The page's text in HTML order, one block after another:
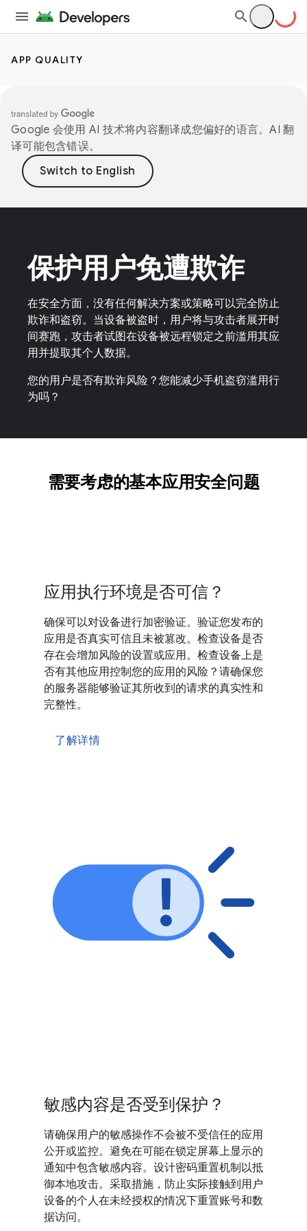
APP QUALITY
Google 会使用 AI 技术将内容翻译成您偏好的语言。AI 翻
译可能包含错误。
保护用户免遭欺诈
在安全方面，没有任何解决方案或策略可以完全防止
欺诈和盗窃。当设备被盗时，用户将与攻击者展开时
间赛跑，攻击者试图在设备被远程锁定之前滥用其应
用并提取其个人数据。
您的用户是否有欺诈风险？您能减少手机盗窃滥用行
为吗？
需要考虑的基本应用安全问题
应用执行环境是否可信？
确保可以对设备进行加密验证。验证您发布的
应用是否真实可信且未被篡改。检查设备是否
存在会增加风险的设置或应用。检查设备上是
否有其他应用控制您的应用的风险？请确保您
的服务器能够验证其所收到的请求的真实性和
完整性。
了解详情
敏感内容是否受到保护？
请确保用户的敏感操作不会被不受信任的应用
公开或监控。避免在可能在锁定屏幕上显示的
通知中包含敏感内容。设计密码重置机制以抵
御本地攻击。采取措施，防止实际接触到用户
设备的个人在未经授权的情况下重置账号和数
据访问。